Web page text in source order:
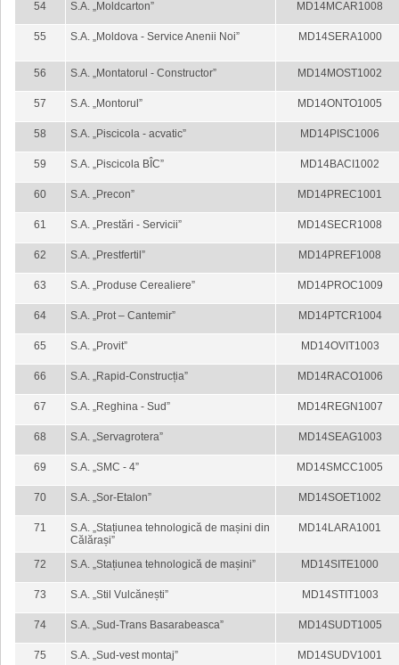
54 S.A. „Moldcarton” MD14MCAR1008
55 S.A. „Moldova - Service Anenii Noi” MD14SERA1000
56 S.A. „Montatorul - Constructor” MD14MOST1002
57 S.A. „Montorul” MD14ONTO1005
58 S.A. „Piscicola - acvatic” MD14PISC1006
59 S.A. „Piscicola BÎC” MD14BACI1002
60 S.A. „Precon” MD14PREC1001
61 S.A. „Prestări - Servicii” MD14SECR1008
62 S.A. „Prestfertil” MD14PREF1008
63 S.A. „Produse Cerealiere” MD14PROC1009
64 S.A. „Prot – Cantemir” MD14PTCR1004
65 S.A. „Provit” MD14OVIT1003
66 S.A. „Rapid-Construcția” MD14RACO1006
67 S.A. „Reghina - Sud” MD14REGN1007
68 S.A. „Servagrotera” MD14SEAG1003
69 S.A. „SMC - 4” MD14SMCC1005
70 S.A. „Sor-Etalon” MD14SOET1002
71
S.A. „Stațiunea tehnologică de mașini din
Călărași”
MD14LARA1001
72 S.A. „Stațiunea tehnologică de mașini” MD14SITE1000
73 S.A. „Stil Vulcănești” MD14STIT1003
74 S.A. „Sud-Trans Basarabeasca” MD14SUDT1005
75 S.A. „Sud-vest montaj” MD14SUDV1001